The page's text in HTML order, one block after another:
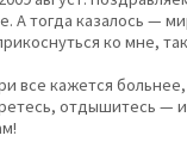
А тогда казалось —
ко мне,
все кажется
отдышитесь —